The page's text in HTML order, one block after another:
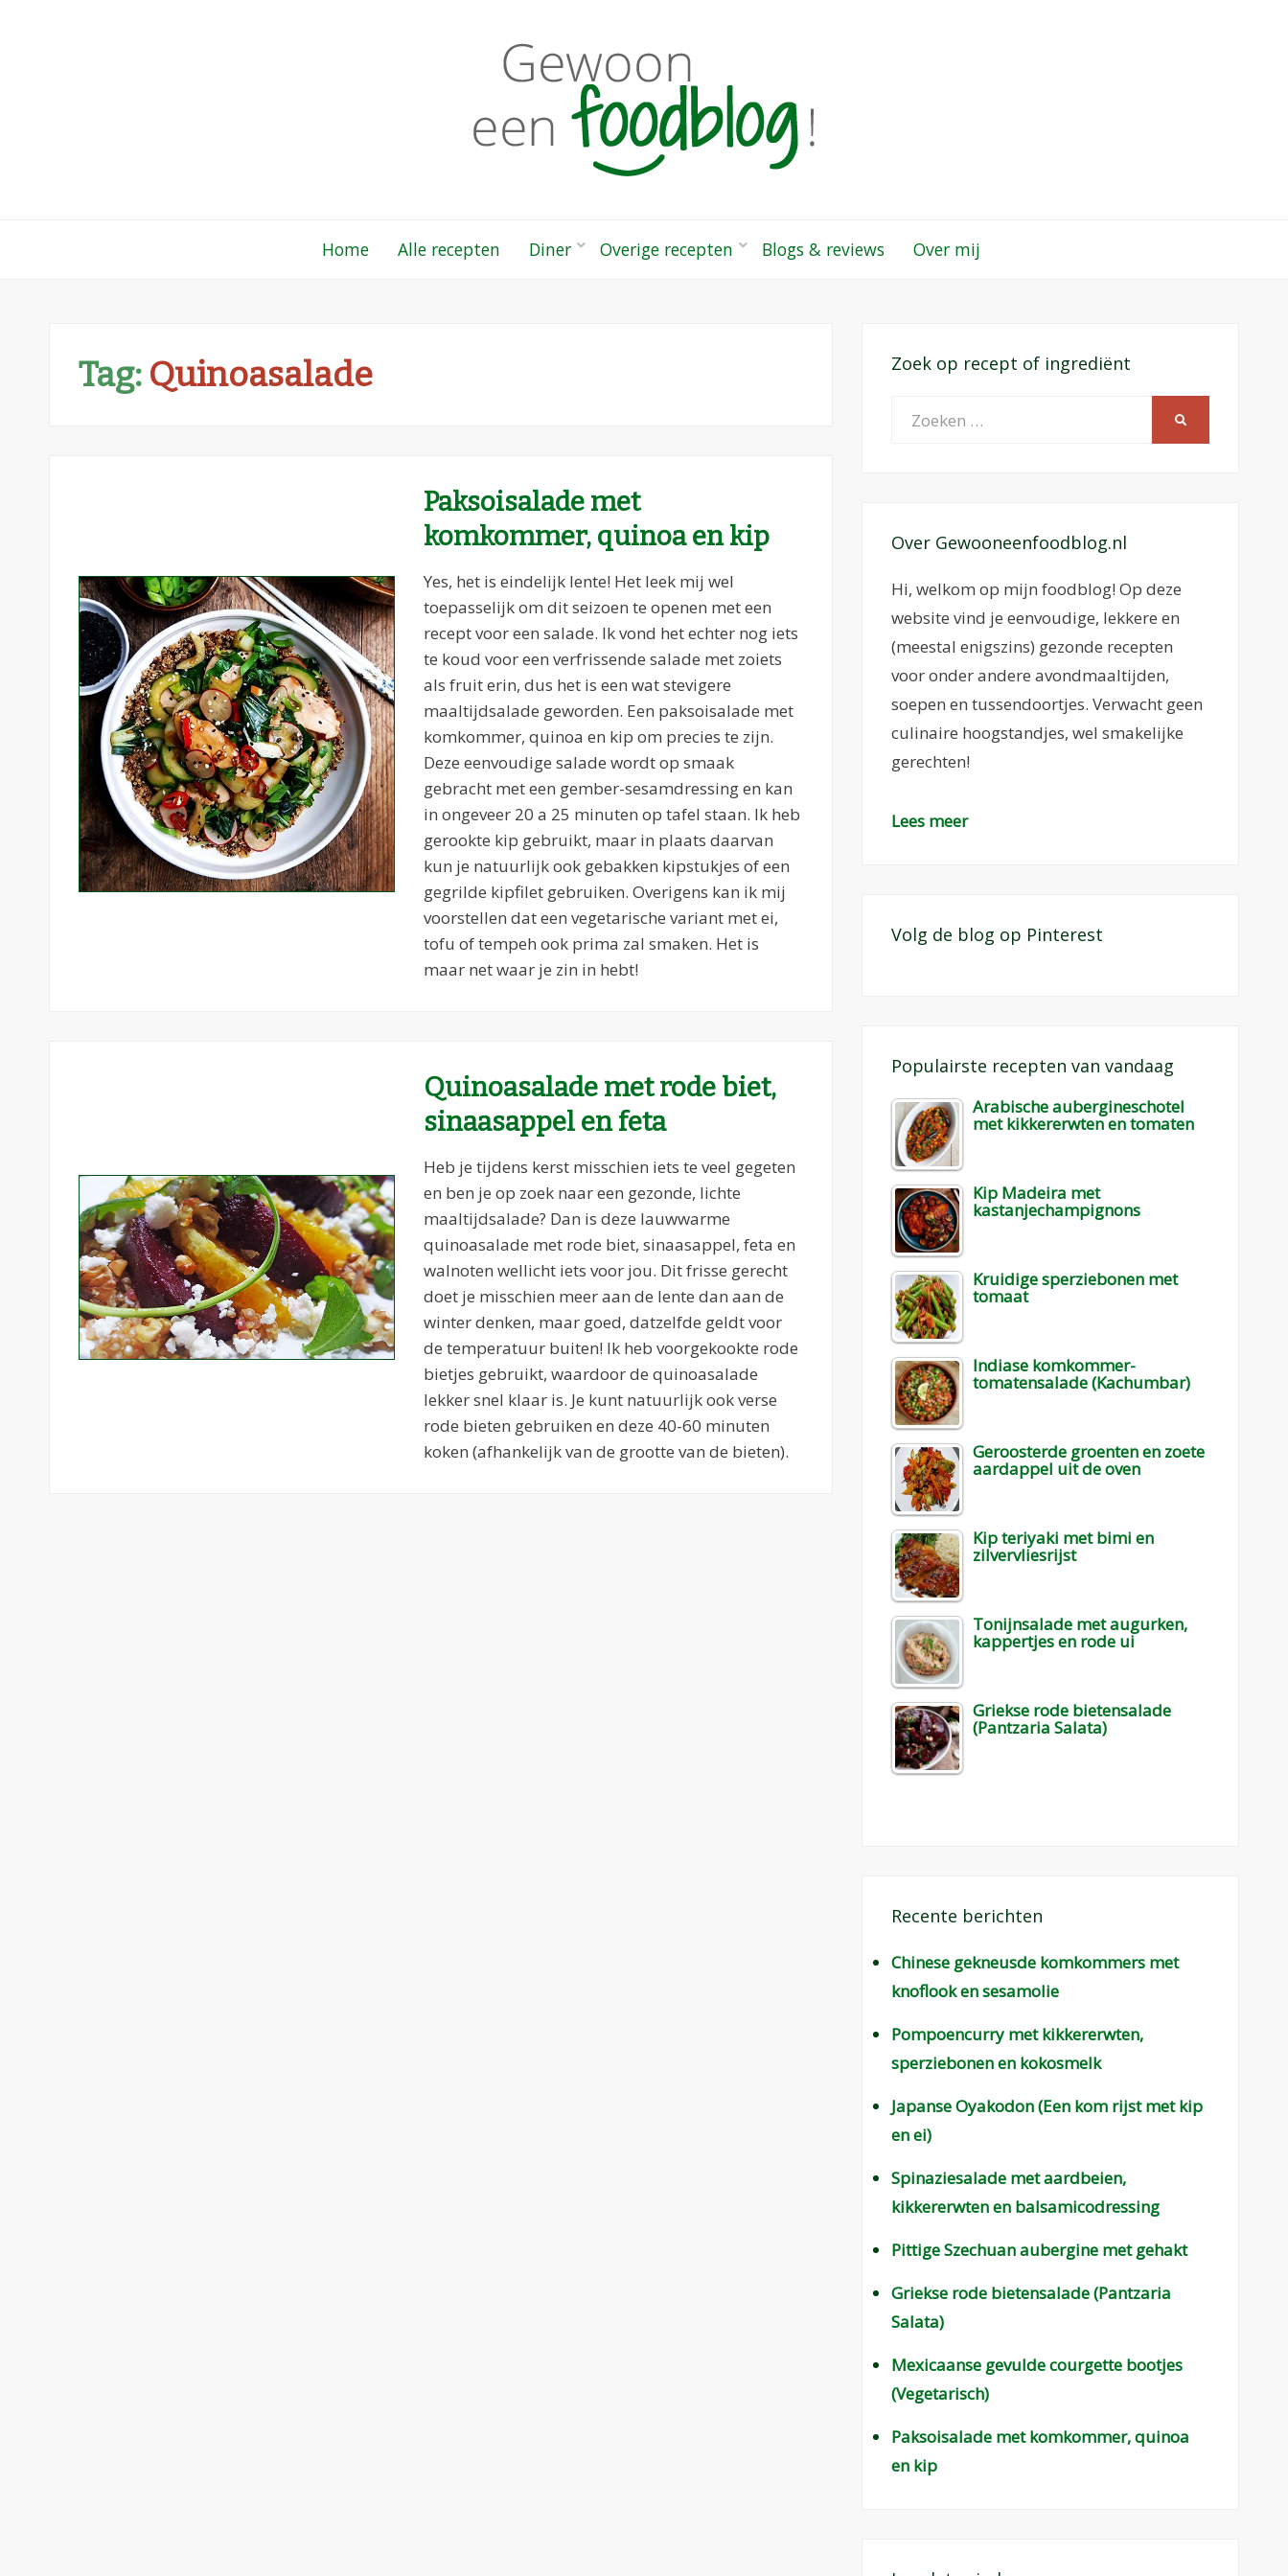
Home Alle recepten Diner Overige recepten Blogs & reviews Over mij
Tag: Quinoasalade
Paksoisalade met
komkommer, quinoa en kip
Yes, het is eindelijk lente! Het leek mij wel
toepasselijk om dit seizoen te openen met een
recept voor een salade. Ik vond het echter nog iets
te koud voor een verfrissende salade met zoiets
als fruit erin, dus het is een wat stevigere
maaltijdsalade geworden. Een paksoisalade met
komkommer, quinoa en kip om precies te zijn.
Deze eenvoudige salade wordt op smaak
gebracht met een gember-sesamdressing en kan
in ongeveer 20 a 25 minuten op tafel staan. Ik heb
gerookte kip gebruikt, maar in plaats daarvan
kun je natuurlijk ook gebakken kipstukjes of een
gegrilde kipfilet gebruiken. Overigens kan ik mij
voorstellen dat een vegetarische variant met ei,
tofu of tempeh ook prima zal smaken. Het is
maar net waar je zin in hebt!
Quinoasalade met rode biet,
sinaasappel en feta
Heb je tijdens kerst misschien iets te veel gegeten
en ben je op zoek naar een gezonde, lichte
maaltijdsalade? Dan is deze lauwwarme
quinoasalade met rode biet, sinaasappel, feta en
walnoten wellicht iets voor jou. Dit frisse gerecht
doet je misschien meer aan de lente dan aan de
winter denken, maar goed, datzelfde geldt voor
de temperatuur buiten! Ik heb voorgekookte rode
bietjes gebruikt, waardoor de quinoasalade
lekker snel klaar is. Je kunt natuurlijk ook verse
rode bieten gebruiken en deze 40-60 minuten
koken (afhankelijk van de grootte van de bieten).
Zoek op recept of ingrediënt
Over Gewooneenfoodblog.nl
Hi, welkom op mijn foodblog! Op deze
website vind je eenvoudige, lekkere en
(meestal enigszins) gezonde recepten
voor onder andere avondmaaltijden,
soepen en tussendoortjes. Verwacht geen
culinaire hoogstandjes, wel smakelijke
gerechten!
Lees meer
Volg de blog op Pinterest
Populairste recepten van vandaag
Arabische aubergineschotel
met kikkererwten en tomaten
Kip Madeira met
kastanjechampignons
Kruidige sperziebonen met
tomaat
Indiase komkommer-
tomatensalade (Kachumbar)
Geroosterde groenten en zoete
aardappel uit de oven
Kip teriyaki met bimi en
zilvervliesrijst
Tonijnsalade met augurken,
kappertjes en rode ui
Griekse rode bietensalade
(Pantzaria Salata)
Recente berichten
Chinese gekneusde komkommers met
knoflook en sesamolie
Pompoencurry met kikkererwten,
sperziebonen en kokosmelk
Japanse Oyakodon (Een kom rijst met kip
en ei)
Spinaziesalade met aardbeien,
kikkererwten en balsamicodressing
Pittige Szechuan aubergine met gehakt
Griekse rode bietensalade (Pantzaria
Salata)
Mexicaanse gevulde courgette bootjes
(Vegetarisch)
Paksoisalade met komkommer, quinoa
en kip